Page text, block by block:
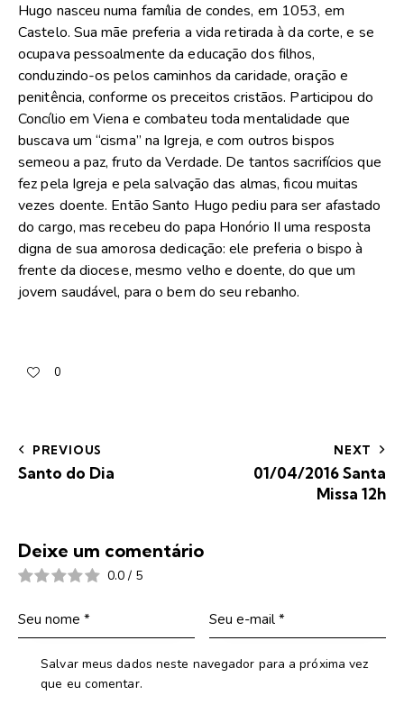
Hugo nasceu numa família de condes, em 1053, em
Castelo. Sua mãe preferia a vida retirada à da corte, e se
ocupava pessoalmente da educação dos filhos,
conduzindo-os pelos caminhos da caridade, oração e
penitência, conforme os preceitos cristãos. Participou do
Concílio em Viena e combateu toda mentalidade que
buscava um “cisma” na Igreja, e com outros bispos
semeou a paz, fruto da Verdade. De tantos sacrifícios que
fez pela Igreja e pela salvação das almas, ficou muitas
vezes doente. Então Santo Hugo pediu para ser afastado
do cargo, mas recebeu do papa Honório II uma resposta
digna de sua amorosa dedicação: ele preferia o bispo à
frente da diocese, mesmo velho e doente, do que um
jovem saudável, para o bem do seu rebanho.
0
PREVIOUS
Santo do Dia
NEXT
01/04/2016 Santa
Missa 12h
Deixe um comentário
0.0 / 5
Salvar meus dados neste navegador para a próxima vez
que eu comentar.